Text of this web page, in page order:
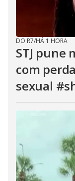
DO R7/HÁ 1 HORA
STJ pune
com
sexual